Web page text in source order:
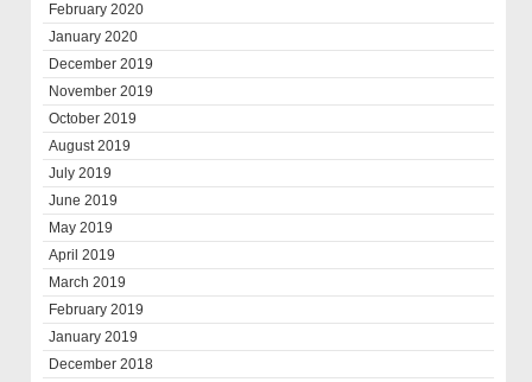
February 2020
January 2020
December 2019
November 2019
October 2019
August 2019
July 2019
June 2019
May 2019
April 2019
March 2019
February 2019
January 2019
December 2018